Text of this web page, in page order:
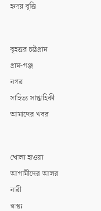
হৃদয় বৃত্তি
বৃহত্তর চট্টগ্রাম
গ্রাম-গঞ্জ
নগর
সাহিত্য সাপ্তাহিকী
আমাদের খবর
খোলা হাওয়া
আগামীদের আসর
নারী
স্বাস্থ্য